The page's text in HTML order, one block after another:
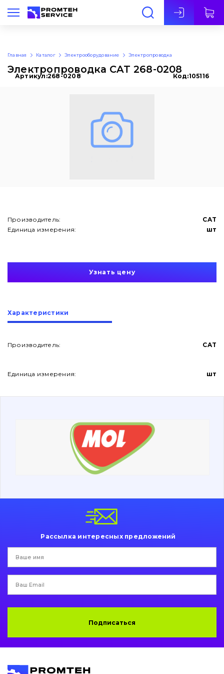
Рус
О нас
Контакты
Вакансии
Фильтры и смазочные материалы
Ножи, режущие кромки
Защита (ковша, адаптера)
Пальци и втулки
Гидравлика
написати
Главная Каталог Электрооборудование Электропроводка
Электропроводка CAT 268-0208
Артикул:268-0208 Код:105116
Производитель:
CAT
Единица измерения:
шт
Узнать цену
Характеристики
Производитель: CAT
Единица измерения: шт
Рассылка интересных предложений
Подписаться